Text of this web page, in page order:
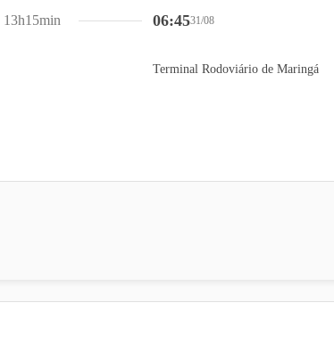
06:4531/08
Terminal Rodoviário de Maringá
13h15min